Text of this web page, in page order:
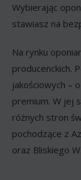
Wybierając
stawiasz na
Na rynku
producenckich.
jakościowych –
premium. W jej
różnych stron
pochodzące z
oraz Bliskiego